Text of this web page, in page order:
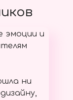
эмоции и
ни